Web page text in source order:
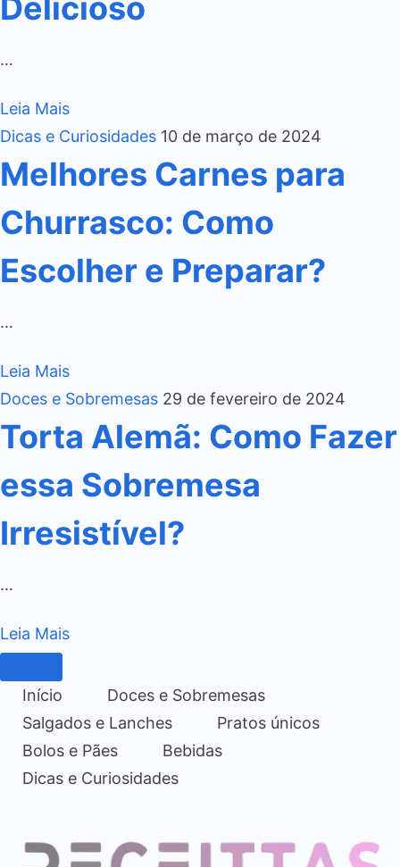
Delicioso
…
Leia Mais
Dicas e Curiosidades 10 de março de 2024
Melhores Carnes para
Churrasco: Como
Escolher e Preparar?
…
Leia Mais
Doces e Sobremesas 29 de fevereiro de 2024
Torta Alemã: Como Fazer
essa Sobremesa
Irresistível?
…
Leia Mais
Início
Doces e Sobremesas
Salgados e Lanches
Pratos únicos
Bolos e Pães
Bebidas
Dicas e Curiosidades